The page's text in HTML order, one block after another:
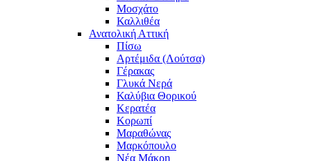
Μοσχάτο
Καλλιθέα
Ανατολική Αττική
Πίσω
Αρτέμιδα (Λούτσα)
Γέρακας
Γλυκά Νερά
Καλύβια Θορικού
Κερατέα
Κορωπί
Μαραθώνας
Μαρκόπουλο
Νέα Μάκρη